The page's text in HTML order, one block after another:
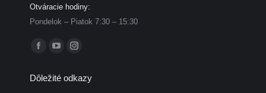
Otváracie hodiny:
Pondelok – Piatok 7:30 – 15:30
Find us on:
Facebook
opens
YouTube
opens
Instagram
opens
Dôležité odkazy